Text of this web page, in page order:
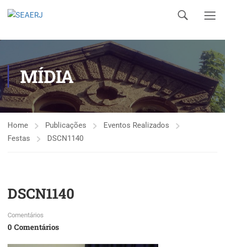
MÍDIA
Home Publicações
Eventos Realizados
Festas
DSCN1140
DSCN1140
Comentários
0 Comentários